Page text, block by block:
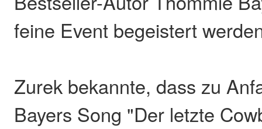
feine Event begeistert
Zurek bekannte, dass zu
Bayers Song "Der letzte